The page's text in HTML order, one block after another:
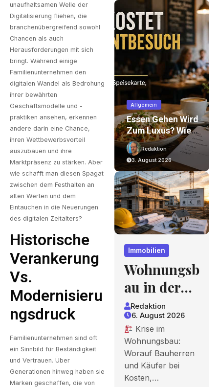
unaufhaltsamen Welle der
Digitalisierung fliehen, die
branchenübergreifend sowohl
Chancen als auch
Herausforderungen mit sich
bringt. Während einige
Familienunternehmen den
digitalen Wandel als Bedrohung
ihrer bewährten
Geschäftsmodelle und -
praktiken ansehen, erkennen
andere darin eine Chance,
ihren Wettbewerbsvorteil
auszubauen und ihre
Marktpräsenz zu stärken. Aber
wie schafft man diesen Spagat
zwischen dem Festhalten an
alten Werten und dem
Eintauchen in die Neuerungen
des digitalen Zeitalters?
Historische
Verankerung
Vs.
Modernisieru
Ngsdruck
Familienunternehmen sind oft
ein Sinnbild für Beständigkeit
und Vertrauen. Über
Generationen hinweg haben sie
Marken geschaffen, die von
Immobilien
Wohnungsbau In
Der Krise: Worauf
Bauherren Und
Käufer Bei
Kosten,
Finanzierung Und
Zeitplan Achten
Sollten
Redaktion
6. August 2026
Allgemein
Essen Gehen Wird
Zum Luxus? Wie
Gastronomiepreis
E Entstehen Und
Worauf Gäste
Achten Können
Redaktion
3. August 2026
Immobilien
Wohnungsb
au in der
Krise:
Worauf
Bauherren
und Käufer
bei Kosten,
Redaktion
6. August 2026
Krise im
Wohnungsbau:
Worauf Bauherren
und Käufer bei
Kosten,…